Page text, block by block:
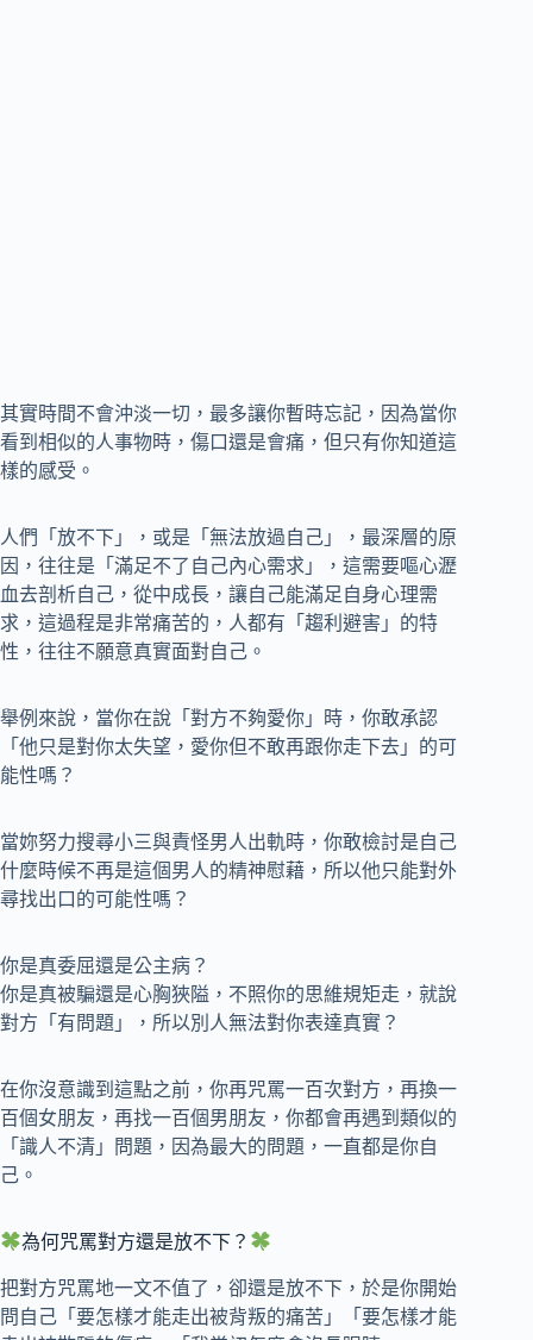
其實時間不會沖淡一切，最多讓你暫時忘記，因為當你
看到相似的人事物時，傷口還是會痛，但只有你知道這
樣的感受。
人們「放不下」，或是「無法放過自己」，最深層的原
因，往往是「滿足不了自己內心需求」，這需要嘔心瀝
血去剖析自己，從中成長，讓自己能滿足自身心理需
求，這過程是非常痛苦的，人都有「趨利避害」的特
性，往往不願意真實面對自己。
舉例來說，當你在說「對方不夠愛你」時，你敢承認
「他只是對你太失望，愛你但不敢再跟你走下去」的可
能性嗎？
當妳努力搜尋小三與責怪男人出軌時，你敢檢討是自己
什麼時候不再是這個男人的精神慰藉，所以他只能對外
尋找出口的可能性嗎？
你是真委屈還是公主病？
你是真被騙還是心胸狹隘，不照你的思維規矩走，就說
對方「有問題」，所以別人無法對你表達真實？
在你沒意識到這點之前，你再咒罵一百次對方，再換一
百個女朋友，再找一百個男朋友，你都會再遇到類似的
「識人不清」問題，因為最大的問題，一直都是你自
己。
為何咒罵對方還是放不下？
把對方咒罵地一文不值了，卻還是放不下，於是你開始
問自己「要怎樣才能走出被背叛的痛苦」「要怎樣才能